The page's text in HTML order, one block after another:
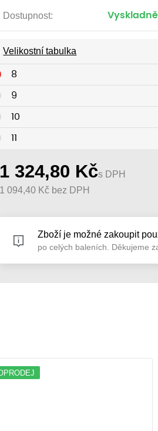
Dostupnost:
Velikostní tabulka
8
9
10
11
1 324,80 Kčs DPH
1 094,40 Kč bez DPH
Zboží je možné zakoupit
po celých baleních. Děkujeme